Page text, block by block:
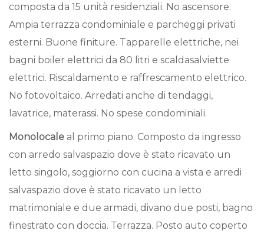
composta da 15 unità residenziali. No ascensore.
Ampia terrazza condominiale e parcheggi privati
esterni. Buone finiture. Tapparelle elettriche, nei
bagni boiler elettrici da 80 litri e scaldasalviette
elettrici. Riscaldamento e raffrescamento elettrico.
No fotovoltaico. Arredati anche di tendaggi,
lavatrice, materassi. No spese condominiali.
Monolocale al primo piano. Composto da ingresso
con arredo salvaspazio dove è stato ricavato un
letto singolo, soggiorno con cucina a vista e arredi
salvaspazio dove è stato ricavato un letto
matrimoniale e due armadi, divano due posti, bagno
finestrato con doccia. Terrazza. Posto auto coperto